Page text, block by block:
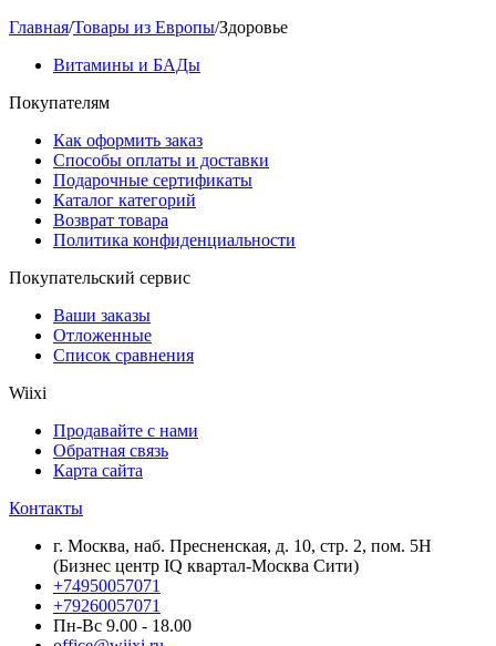
Главная/Товары из Европы/Здоровье
Витамины и БАДы
Покупателям
Как оформить заказ
Способы оплаты и доставки
Подарочные сертификаты
Каталог категорий
Возврат товара
Политика конфиденциальности
Покупательский сервис
Ваши заказы
Отложенные
Список сравнения
Wiixi
Продавайте с нами
Обратная связь
Карта сайта
Контакты
г. Москва, наб. Пресненская, д. 10, стр. 2, пом. 5Н
(Бизнес центр IQ квартал-Москва Сити)
+74950057071
+79260057071
Пн-Вс 9.00 - 18.00